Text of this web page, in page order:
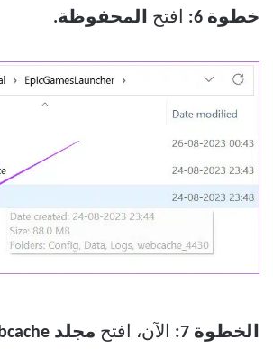
خطوة 6: افتح المحفوظة.
الخطوة 7: الآن، افتح مجلد webcache.